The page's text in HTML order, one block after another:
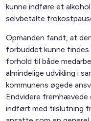
kunne indføre et
selvbetalte
Opmanden fandt, at
forbuddet kunne
forhold til både
almindelige udvikling i
kommunens øgede
Endvidere fremhævede
indført med tilslutning